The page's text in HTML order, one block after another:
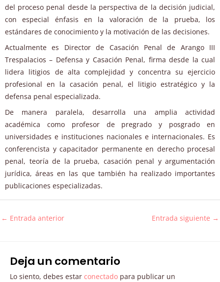
del proceso penal desde la perspectiva de la decisión judicial,
con especial énfasis en la valoración de la prueba, los
estándares de conocimiento y la motivación de las decisiones.
Actualmente es Director de Casación Penal de Arango III
Trespalacios – Defensa y Casación Penal, firma desde la cual
lidera litigios de alta complejidad y concentra su ejercicio
profesional en la casación penal, el litigio estratégico y la
defensa penal especializada.
De manera paralela, desarrolla una amplia actividad
académica como profesor de pregrado y posgrado en
universidades e instituciones nacionales e internacionales. Es
conferencista y capacitador permanente en derecho procesal
penal, teoría de la prueba, casación penal y argumentación
jurídica, áreas en las que también ha realizado importantes
publicaciones especializadas.
← Entrada anterior Entrada siguiente →
Deja un comentario
Lo siento, debes estar conectado para publicar un